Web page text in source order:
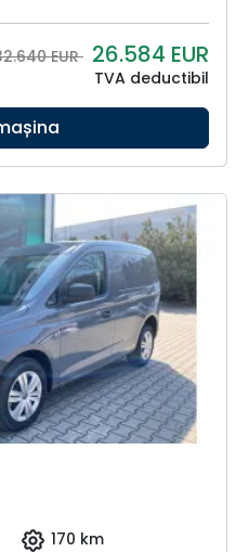
EUR 26.584 EUR
TVA deductibil
170 km